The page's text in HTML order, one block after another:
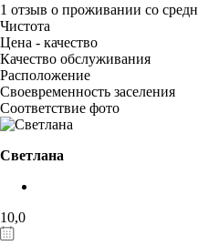
1 отзыв о проживании со
Чистота
Цена - качество
Качество обслуживания
Расположение
Своевременность заселения
Соответствие фото
Светлана
10,0